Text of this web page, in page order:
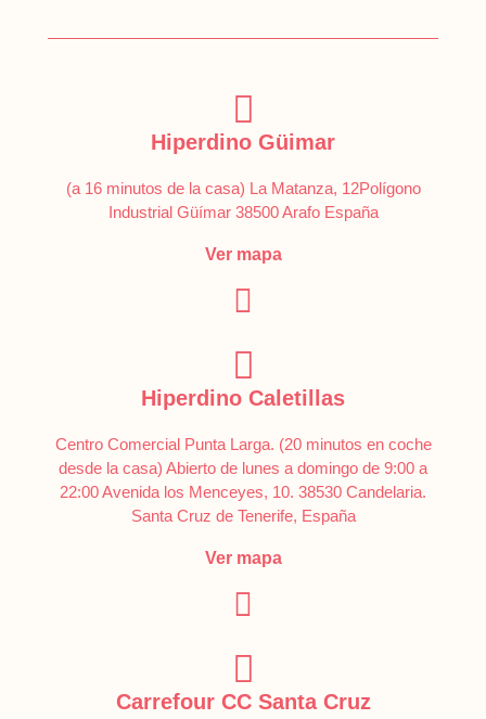
Hiperdino Güimar
(a 16 minutos de la casa) La Matanza, 12Polígono
Industrial Güímar 38500 Arafo España
Ver mapa
Hiperdino Caletillas
Centro Comercial Punta Larga. (20 minutos en coche
desde la casa) Abierto de lunes a domingo de 9:00 a
22:00 Avenida los Menceyes, 10. 38530 Candelaria.
Santa Cruz de Tenerife, España
Ver mapa
Carrefour CC Santa Cruz